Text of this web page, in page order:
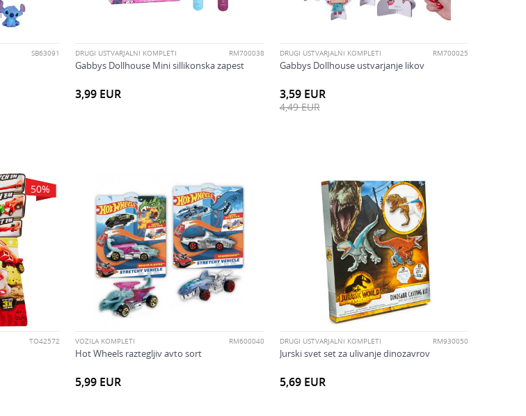
SB63091 DRUGI USTVARJALNI KOMPLETI RM700038
Gabbys Dollhouse Mini sillikonska zapest
3,99 EUR
DRUGI USTVARJALNI KOMPLETI RM700025
Gabbys Dollhouse ustvarjanje likov
3,59 EUR
4,49EUR
50%
TO42572 VOZILA KOMPLETI RM600040
Hot Wheels raztegljiv avto sort
5,99 EUR
DRUGI USTVARJALNI KOMPLETI RM930050
Jurski svet set za ulivanje dinozavrov
5,69 EUR